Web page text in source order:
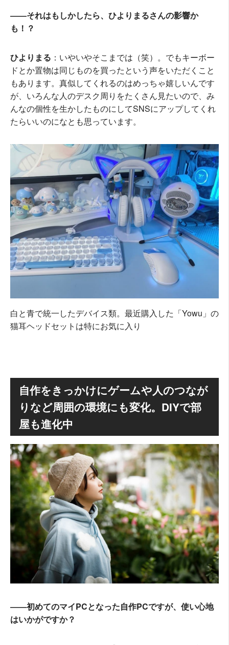
――それはもしかしたら、ひよりまるさんの影響か
も！？
ひよりまる ：いやいやそこまでは（笑）。でもキーボー
ドとか置物は同じものを買ったという声をいただくこと
もあります。真似してくれるのはめっちゃ嬉しいんです
が、いろんな人のデスク周りをたくさん見たいので、み
んなの個性を生かしたものにしてSNSにアップしてくれ
たらいいのになとも思っています。
白と青で統一したデバイス類。最近購入した「Yowu」の
猫耳ヘッドセットは特にお気に入り
自作をきっかけにゲームや人のつなが
りなど周囲の環境にも変化。DIYで部
屋も進化中
――初めてのマイPCとなった自作PCですが、使い心地
はいかがですか？